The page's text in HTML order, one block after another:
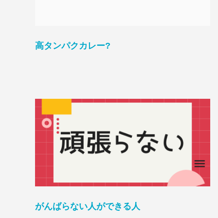
高タンパクカレー?
がんばらない人ができる人